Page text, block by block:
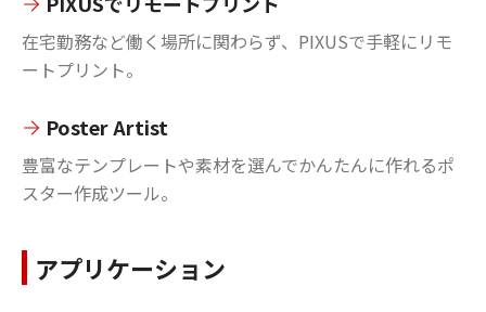
在宅勤務など働く場所に関わらず、PIXUSで手軽にリモ
ートプリント。
Poster Artist
豊富なテンプレートや素材を選んでかんたんに作れるポ
スター作成ツール。
アプリケーション